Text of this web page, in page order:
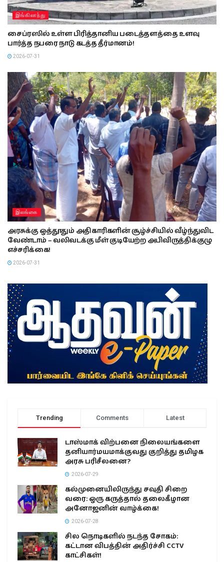
இங்கிலாந்து
சைப்ரஸில் உள்ள பிரித்தானிய படைத்தளத்தை உளவு
பார்த்த நபரை நாடு கடத்த தீர்மானம்!
2026-07-31
இலங்கை
அரசுக்கு ஒத்தூதும் அதிகாரிகளின் சூழ்ச்சியில் வீழ்ந்துவிட
வேண்டாம் – வலிவடக்கு மீள் குடியேற்ற அபிவிருத்திக்குழு
எச்சரிக்கை!
2026-07-31
Trending Comments Latest
டாஸ்மாக் விற்பனை நிலையங்களை
தனியார்மயமாக்குவது குறித்து தமிழக
அரசு பரிசீலனை?
2026-07-29
கல்முனையிலிருந்து சவுதி சிறை
வரை: ஒரு கருத்தால் தலைகீழான
அனோஜனின் வாழ்க்கை!
2026-07-28
சில நொடிகளில் நடந்த சோகம்:
கட்டான விபத்தின் அதிர்ச்சி CCTV
காட்சிகள்!